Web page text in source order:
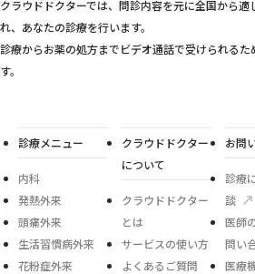
クラウドドクターでは、問診内容を元に全国から
れ、あなたの診療を行います。
診療からお薬の処方までビデオ通話で受けられる
す。
診療メニュー
内科
発熱外来
頭痛外来
生活習慣病外来
花粉症外来
クラウドドクター
について
クラウドドクター
とは
サービスの使い方
よくあるご質問
お問
診療
談
医師
問い
医療